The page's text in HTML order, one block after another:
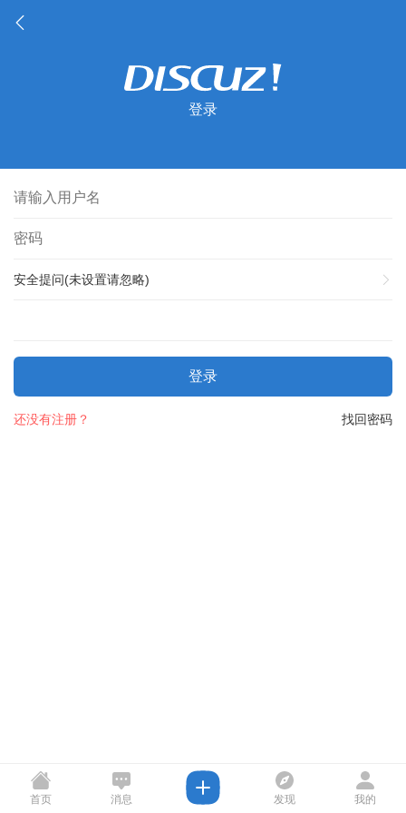
登录
安全提问(未设置请忽略)
登录
找回密码
还没有注册？
首页 消息 发现 我的